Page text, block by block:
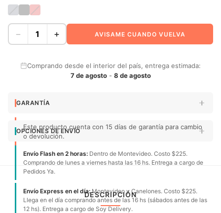
− + AVISAME CUANDO VUELVA
Comprando desde el interior del país, entrega estimada:
7 de agosto- 8 de agosto
GARANTÍA
Este producto cuenta con 15 días de garantía para cambio
o devolución.
OPCIONES DE ENVÍO
Envío Flash en 2 horas: Dentro de Montevideo. Costo $225.
Comprando de lunes a viernes hasta las 16 hs. Entrega a cargo de
Pedidos Ya.
Envío Express en el día:Montevideo y Canelones. Costo $225.
Llega en el día comprando antes de las 16 hs (sábados antes de las
12 hs). Entrega a cargo de Soy Delivery.
DESCRIPCIÓN